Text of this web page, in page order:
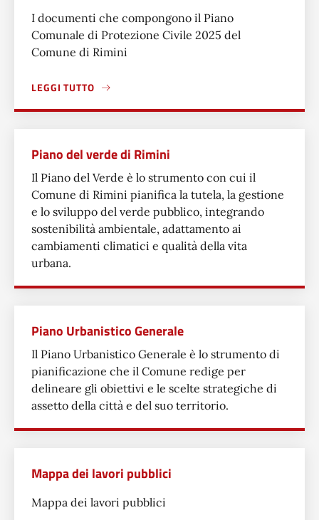
I documenti che compongono il Piano
Comunale di Protezione Civile 2025 del
Comune di Rimini
LEGGI TUTTO
A PROPOSITO DI PIANO COMUNALE PROTEZIONE CIVILE
Piano del verde di Rimini
Il Piano del Verde è lo strumento con cui il
Comune di Rimini pianifica la tutela, la gestione
e lo sviluppo del verde pubblico, integrando
sostenibilità ambientale, adattamento ai
cambiamenti climatici e qualità della vita
urbana.
Piano Urbanistico Generale
Il Piano Urbanistico Generale è lo strumento di
pianificazione che il Comune redige per
delineare gli obiettivi e le scelte strategiche di
assetto della città e del suo territorio.
Mappa dei lavori pubblici
Mappa dei lavori pubblici